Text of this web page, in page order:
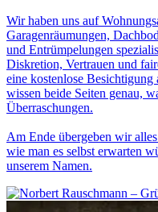
Wir haben uns auf
Garagenräumungen,
und Entrümpelungen
Diskretion, Vertrauen und
eine kostenlose
wissen beide Seiten genau,
Überraschungen.
Am Ende übergeben wir
wie man es selbst erwarten
unserem Namen.